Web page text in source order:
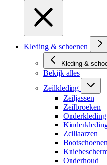
Kleding & schoenen
Kleding &
Bekijk alles
Zeilkleding
Zeiljassen
Zeilbroeken
Onderkleding
Zeillaarzen
Bootschoenen
Onderhoud